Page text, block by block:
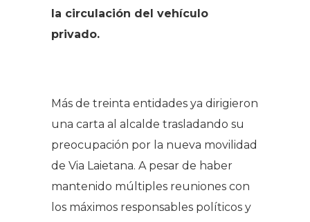
la circulación del vehículo
privado.
Más de treinta entidades ya dirigieron
una carta al alcalde trasladando su
preocupación por la nueva movilidad
de Via Laietana. A pesar de haber
mantenido múltiples reuniones con
los máximos responsables políticos y